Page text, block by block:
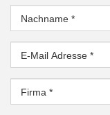
Nachname *
E-Mail Adresse *
Firma *